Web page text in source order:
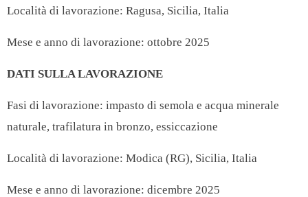
Località di lavorazione: Ragusa, Sicilia, Italia
Mese e anno di lavorazione: ottobre 2025
DATI SULLA LAVORAZIONE
Fasi di lavorazione: impasto di semola e acqua minerale
naturale, trafilatura in bronzo, essiccazione
Località di lavorazione: Modica (RG), Sicilia, Italia
Mese e anno di lavorazione: dicembre 2025